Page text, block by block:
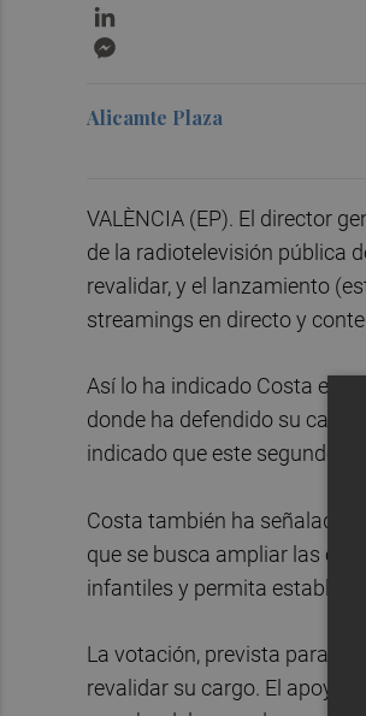
Alicamte Plaza
VALÈNCIA (EP). El director
de la radiotelevisión pública
revalidar, y el lanzamiento
streamings en directo y
Así lo ha indicado Costa en
donde ha defendido su
indicado que este segundo
Costa también ha señalado
que se busca ampliar las
infantiles y permita
La votación, prevista para el
revalidar su cargo. El apoyo